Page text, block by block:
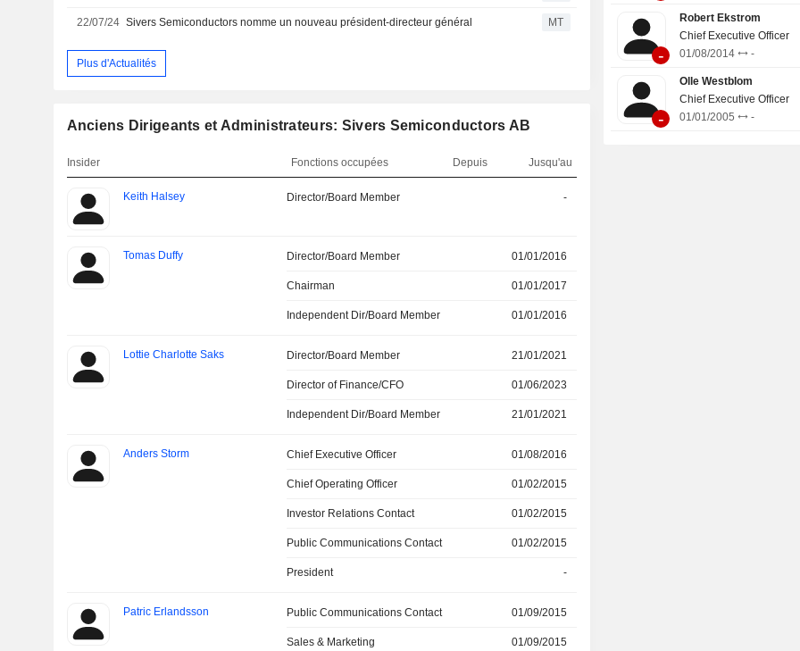
22/07/24 Sivers Semiconductors nomme un nouveau président-directeur général MT
Plus d'Actualités
Anciens Dirigeants et Administrateurs: Sivers Semiconductors AB
Insider Fonctions occupées Depuis Jusqu'au
Keith Halsey Director/Board Member -
Tomas Duffy Director/Board Member 01/01/2016
Chairman 01/01/2017
Independent Dir/Board Member 01/01/2016
Lottie Charlotte Saks Director/Board Member 21/01/2021
Director of Finance/CFO 01/06/2023
Independent Dir/Board Member 21/01/2021
Anders Storm Chief Executive Officer 01/08/2016
Chief Operating Officer 01/02/2015
Investor Relations Contact 01/02/2015
Public Communications Contact 01/02/2015
President -
Patric Erlandsson Public Communications Contact 01/09/2015
Sales & Marketing 01/09/2015
-
Robert Ekstrom
Chief Executive Officer
01/08/2014
-
-
Olle Westblom
Chief Executive Officer
01/01/2005
-